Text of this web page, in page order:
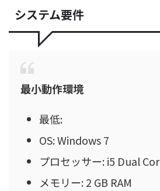
システム要件
最小動作環境
最低:
OS: Windows 7
プロセッサー: i5 Dual
メモリー: 2 GB RAM